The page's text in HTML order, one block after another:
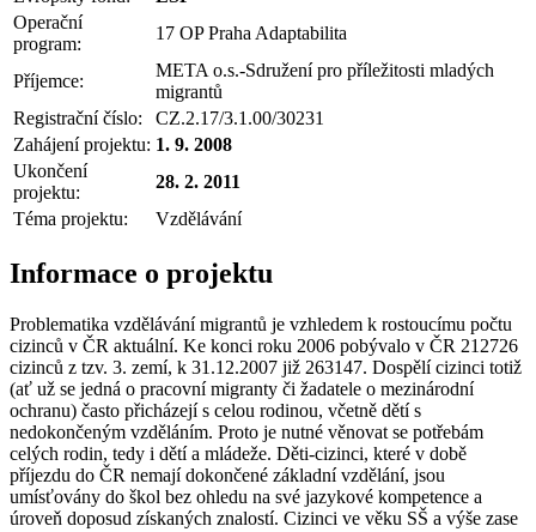
Operační
program:
17 OP Praha Adaptabilita
Příjemce:
META o.s.-Sdružení pro příležitosti mladých
migrantů
Registrační číslo:
CZ.2.17/3.1.00/30231
Zahájení projektu: 1. 9. 2008
Ukončení
projektu:
28. 2. 2011
Téma projektu:
Vzdělávání
Informace o projektu
Problematika vzdělávání migrantů je vzhledem k rostoucímu počtu
cizinců v ČR aktuální. Ke konci roku 2006 pobývalo v ČR 212726
cizinců z tzv. 3. zemí, k 31.12.2007 již 263147. Dospělí cizinci totiž
(ať už se jedná o pracovní migranty či žadatele o mezinárodní
ochranu) často přicházejí s celou rodinou, včetně dětí s
nedokončeným vzděláním. Proto je nutné věnovat se potřebám
celých rodin, tedy i dětí a mládeže. Děti-cizinci, které v době
příjezdu do ČR nemají dokončené základní vzdělání, jsou
umísťovány do škol bez ohledu na své jazykové kompetence a
úroveň doposud získaných znalostí. Cizinci ve věku SŠ a výše zase